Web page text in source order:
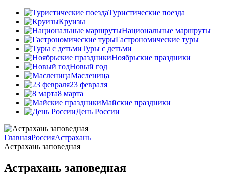
Туристические поезда
Круизы
Национальные маршруты
Гастрономические туры
Туры с детьми
Ноябрьские праздники
Новый год
Масленица
23 февраля
8 марта
Майские праздники
День России
ГлавнаяРоссияАстрахань
Астрахань заповедная
Астрахань заповедная